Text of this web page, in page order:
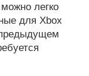
легко
для Xbox